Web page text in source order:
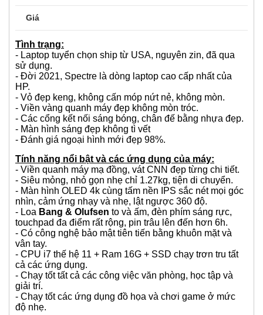
Hệ Điều Hành
Giá
Tình trạng:
- Laptop tuyển chọn ship từ USA, nguyên zin, đã qua
sử dụng.
- Đời 2021, Spectre là dòng laptop cao cấp nhất của
HP.
- Vỏ đẹp keng, không cấn móp nứt nẻ, không mòn.
- Viền vàng quanh máy đẹp không mòn tróc.
- Các cổng kết nối sáng bóng, chân đế bằng nhựa đẹp.
- Màn hình sáng đẹp không tì vết
- Đánh giá ngoại hình mới đẹp 98%.
Tính năng nổi bật và các ứng dụng của máy:
- Viền quanh máy mạ đồng, vát CNN đẹp từng chi tiết.
- Siêu mỏng, nhỏ gọn nhẹ chỉ 1.27kg, tiện di chuyển.
- Màn hình OLED 4k cùng tấm nền IPS sắc nét mọi góc
nhìn, cảm ứng nhạy và nhẹ, lật ngược 360 độ.
- LoaBang & Olufsento và ấm, đèn phím sáng rực,
touchpad đa điểm rất rộng, pin trâu lên đến hơn 6h.
- Có công nghệ bảo mật tiên tiến bằng khuôn mặt và
vân tay.
- CPU i7 thế hệ 11 + Ram 16G + SSD chạy trơn tru tất
cả các ứng dụng.
- Chạy tốt tất cả các công việc văn phòng, học tập và
giải trí.